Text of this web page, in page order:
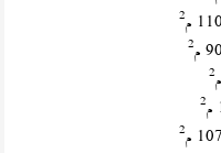
2
2
2
2
2